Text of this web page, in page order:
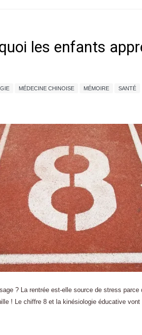
les enfants
MÉDECINE CHINOISE MÉMOIRE SANTÉ
? La rentrée est-elle source de stress
! Le chiffre 8 et la kinésiologie éducative